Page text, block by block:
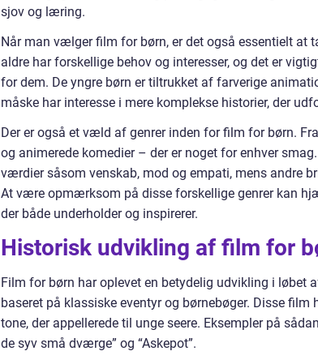
sjov og læring.
Når man vælger film for børn, er det også essentielt at
aldre har forskellige behov og interesser, og det er
for dem. De yngre børn er tiltrukket af farverige
måske har interesse i mere komplekse historier, der
Der er også et væld af genrer inden for film for børn.
og animerede komedier – der er noget for enhver
værdier såsom venskab, mod og empati, mens andre
At være opmærksom på disse forskellige genrer kan
der både underholder og inspirerer.
Historisk udvikling af film for
Film for børn har oplevet en betydelig udvikling i løbet
baseret på klassiske eventyr og børnebøger. Disse
tone, der appellerede til unge seere. Eksempler på
de syv små dværge” og “Askepot”.